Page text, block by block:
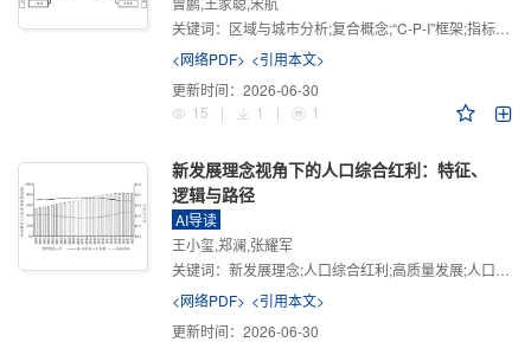
关键词： 区域与城市分析;复合概念;“C-P-I”框架;指标体系
<网络PDF> <引用本文>
更新时间： 2026-06-30
15
| 1 | 1
新发展理念视角下的人口综合红利：特征、
逻辑与路径
AI导读
王小玺,郑澜,张耀军
关键词： 新发展理念;人口综合红利;高质量发展;人口政策;中国式现代化
<网络PDF> <引用本文>
更新时间： 2026-06-30